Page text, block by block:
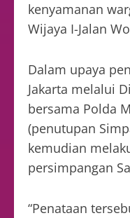
kenyamanan
Wijaya I-Jalan
Dalam upaya
Jakarta melalui
bersama Polda
(penutupan
kemudian
persimpangan
“Penataan